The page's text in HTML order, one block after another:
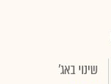
שינוי באג'